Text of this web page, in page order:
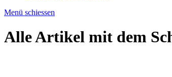
Menü schiessen
Alle Artikel mit dem